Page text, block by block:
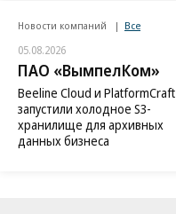
Новости компаний Все
05.08.2026
ПАО «ВымпелКом»
Beeline Cloud и PlatformCraft
запустили холодное S3-
хранилище для архивных
данных бизнеса